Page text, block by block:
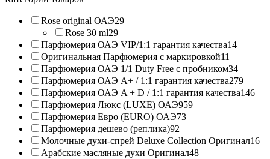
Rose original ОАЭ29
Rose 30 ml29
Парфюмерия ОАЭ VIP/1:1 гарантия качества14
Оригинальная Парфюмерия с маркировкой11
Парфюмерия ОАЭ 1/1 Duty Free с пробником34
Парфюмерия ОАЭ A+ / 1:1 гарантия качества279
Парфюмерия ОАЭ A + D / 1:1 гарантия качества146
Парфюмерия Люкс (LUXE) ОАЭ959
Парфюмерия Евро (EURO) ОАЭ73
Парфюмерия дешево (реплика)92
Молочные духи-спрей Deluxe Collection Оригинал16
Арабские масляные духи Оригинал48